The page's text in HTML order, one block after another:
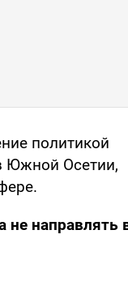
политикой
Южной Осетии,
не направлять